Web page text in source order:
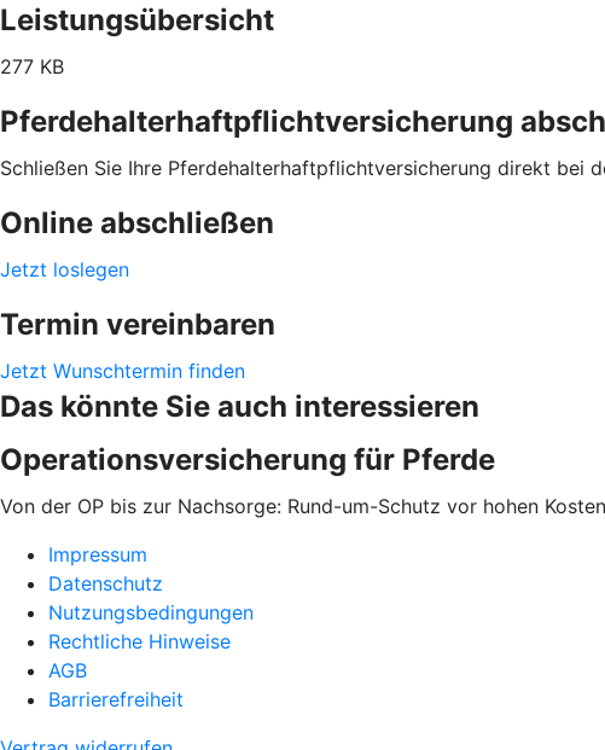
Leistungsübersicht
277 KB
Pferdehalterhaftpflichtversicherung
Schließen Sie Ihre Pferdehalterhaftpflichtversicherung direkt bei
Online abschließen
Jetzt loslegen
Termin vereinbaren
Jetzt Wunschtermin finden
Das könnte Sie auch interessieren
Operationsversicherung für Pferde
Von der OP bis zur Nachsorge: Rund-um-Schutz vor hohen
Impressum
Datenschutz
Nutzungsbedingungen
Rechtliche Hinweise
AGB
Barrierefreiheit